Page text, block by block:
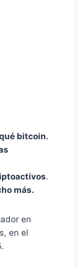
bitcoin.
.
más.
en
en el